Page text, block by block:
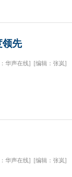
领先
华声在线] [编辑：张岚]
华声在线] [编辑：张岚]